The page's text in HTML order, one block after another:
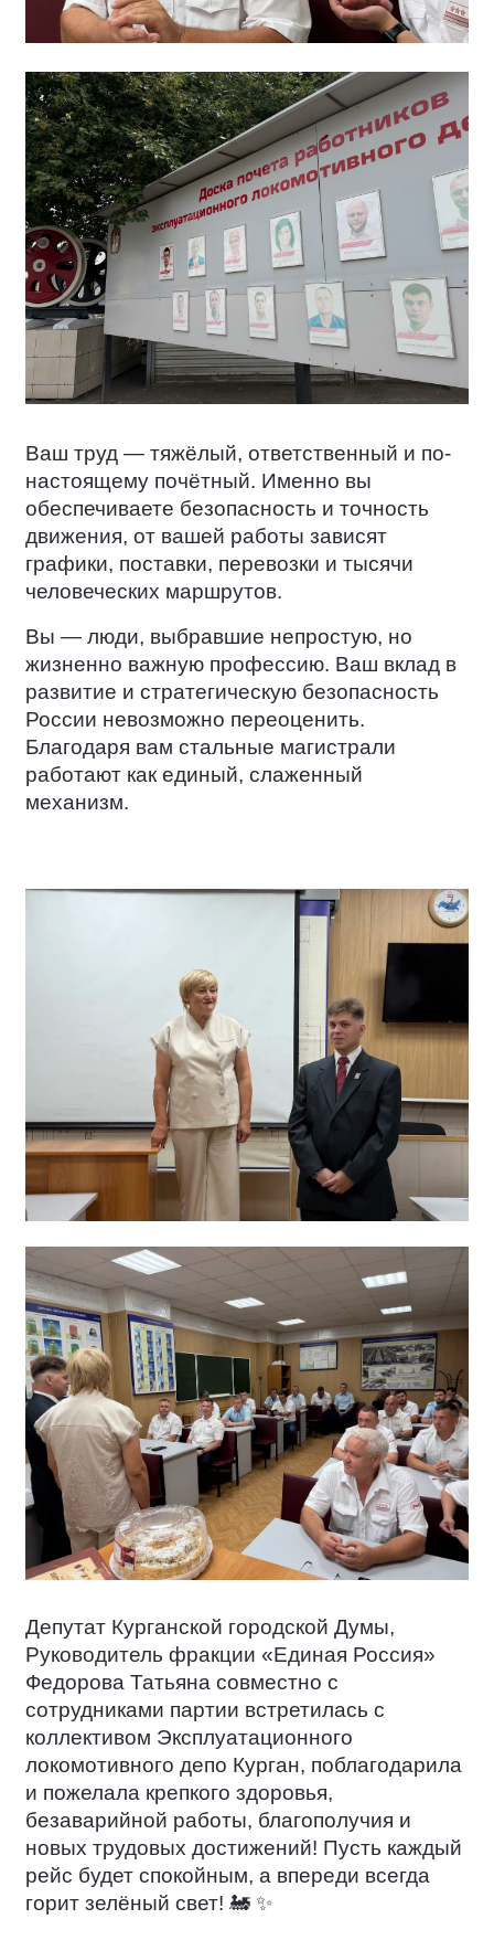
Ваш труд — тяжёлый, ответственный и по-
настоящему почётный. Именно вы
обеспечиваете безопасность и точность
движения, от вашей работы зависят
графики, поставки, перевозки и тысячи
человеческих маршрутов.
Вы — люди, выбравшие непростую, но
жизненно важную профессию. Ваш вклад в
развитие и стратегическую безопасность
России невозможно переоценить.
Благодаря вам стальные магистрали
работают как единый, слаженный
механизм.
Депутат Курганской городской Думы,
Руководитель фракции «Единая Россия»
Федорова Татьяна совместно с
сотрудниками партии встретилась с
коллективом Эксплуатационного
локомотивного депо Курган, поблагодарила
и пожелала крепкого здоровья,
безаварийной работы, благополучия и
новых трудовых достижений! Пусть каждый
рейс будет спокойным, а впереди всегда
горит зелёный свет! 🚂 ✨